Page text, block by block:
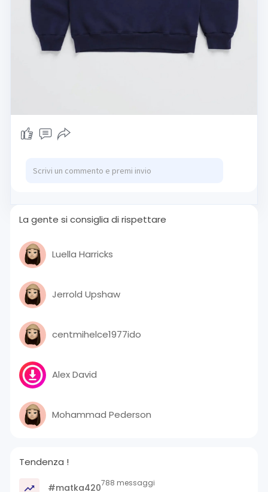
La gente si consiglia di rispettare
Luella Harricks
Jerrold Upshaw
centmihelce1977ido
Alex David
Mohammad Pederson
Tendenza !
#matka420788 messaggi